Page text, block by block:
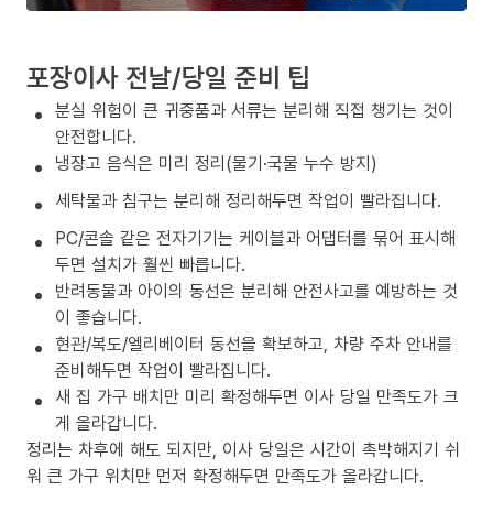
포장이사 전날/당일 준비 팁
분실 위험이 큰 귀중품과 서류는 분리해 직접 챙기는 것이
안전합니다.
냉장고 음식은 미리 정리(물기·국물 누수 방지)
세탁물과 침구는 분리해 정리해두면 작업이 빨라집니다.
PC/콘솔 같은 전자기기는 케이블과 어댑터를 묶어 표시해
두면 설치가 훨씬 빠릅니다.
반려동물과 아이의 동선은 분리해 안전사고를 예방하는 것
이 좋습니다.
현관/복도/엘리베이터 동선을 확보하고, 차량 주차 안내를
준비해두면 작업이 빨라집니다.
새 집 가구 배치만 미리 확정해두면 이사 당일 만족도가 크
게 올라갑니다.
정리는 차후에 해도 되지만, 이사 당일은 시간이 촉박해지기 쉬
워 큰 가구 위치만 먼저 확정해두면 만족도가 올라갑니다.